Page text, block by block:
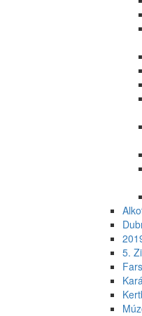
5.